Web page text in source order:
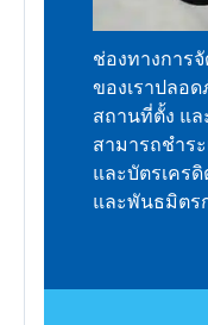
ช่องทางการ
ของเราปลอ
สถานที่ตั้ง แ
สามารถชำร
และบัตรเคร
และพันธมิตร